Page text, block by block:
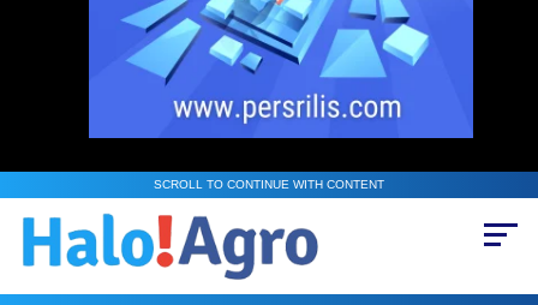
SCROLL TO CONTINUE WITH CONTENT